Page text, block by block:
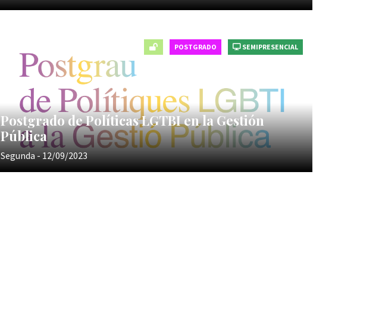
POSTGRADO SEMIPRESENCIAL
Postgrado de Políticas LGTBI en la Gestión
Pública
Segunda - 12/09/2023